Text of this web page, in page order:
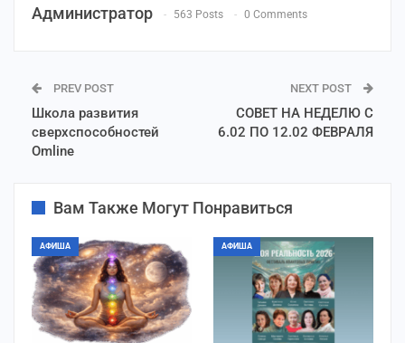
Администратор 563 Posts 0 Comments
PREV POST
Школа развития
сверхспособностей
Omline
NEXT POST
СОВЕТ НА НЕДЕЛЮ С
6.02 ПО 12.02 ФЕВРАЛЯ
Вам Также Могут Понравиться
АФИША АФИША